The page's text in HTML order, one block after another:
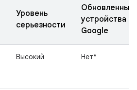
Уровень
серьезности
Обновленные
устройства
Google
Высокий Нет*